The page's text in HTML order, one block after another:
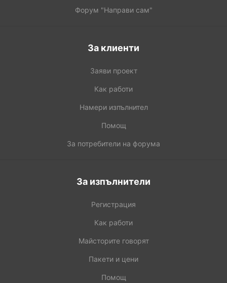
Форум "Направи сам"
За клиенти
Заяви проект
Как работи
Намери изпълнител
Помощ
За потребители на форума
За изпълнители
Регистрация
Как работи
Майсторите говорят
Пакети и цени
Помощ